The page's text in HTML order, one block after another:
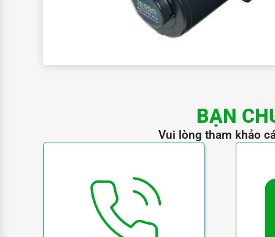
HM540-001
HM560-001F
HM560-401F
HM560-002F
HM560-402F
BẠN
Vui lòng tham khảo